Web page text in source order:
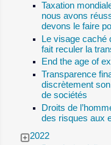
Taxation
nous avons
devons le faire
Le visage caché
fait reculer la
End the age of
Transparence
discrètement
de sociétés
Droits de
des risques aux
2022